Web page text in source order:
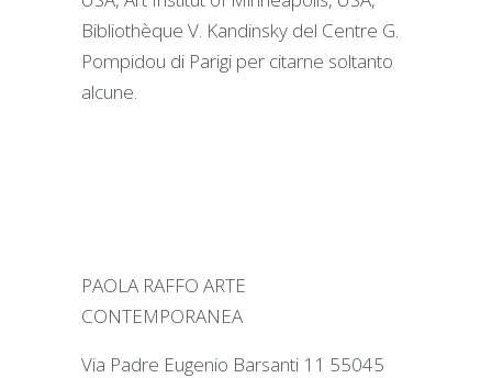
Bibliothèque V. Kandinsky del Centre G.
Pompidou di Parigi per citarne soltanto
alcune.
PAOLA RAFFO ARTE
CONTEMPORANEA
Via Padre Eugenio Barsanti 11 55045